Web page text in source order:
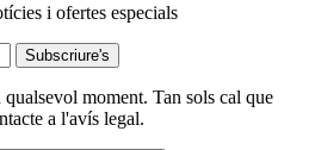
i ofertes especials
moment. Tan sols cal que
a l'avís legal.